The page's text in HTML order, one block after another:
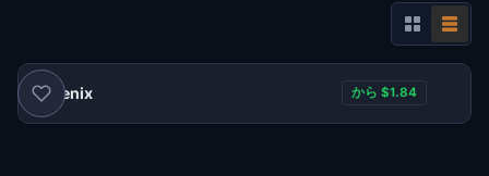
Phoenix から $1.84